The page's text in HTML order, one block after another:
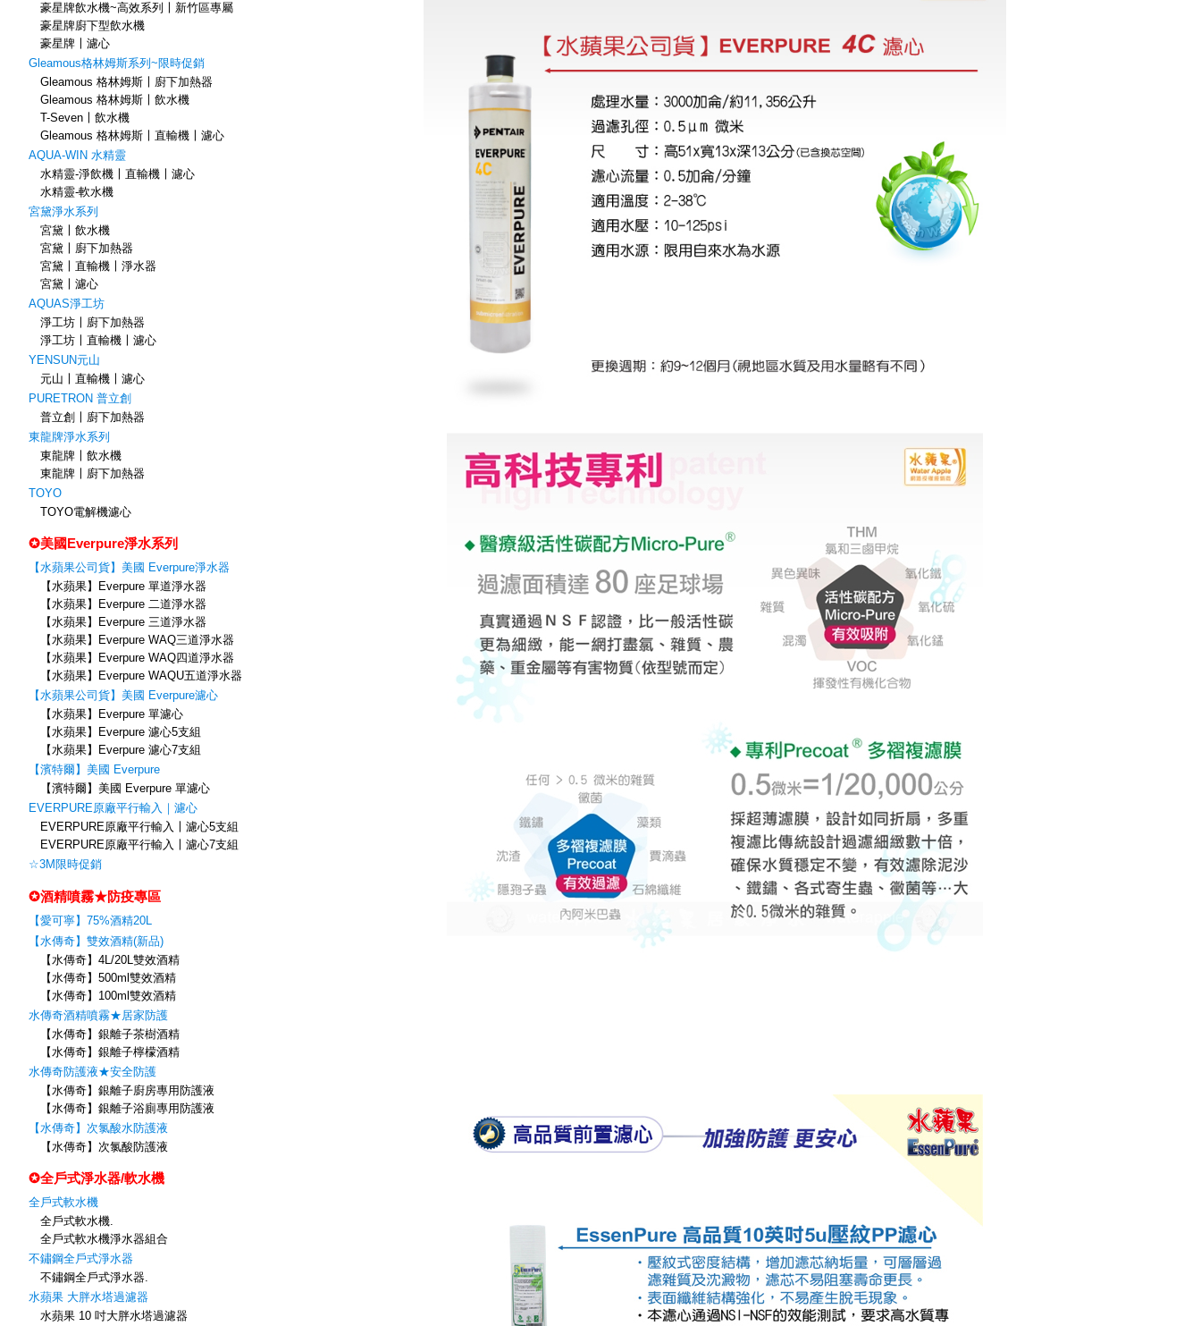
豪星牌飲水機~高效系列〡新竹區專屬
豪星牌廚下型飲水機
豪星牌〡濾心
Gleamous格林姆斯系列~限時促銷
Gleamous 格林姆斯〡廚下加熱器
Gleamous 格林姆斯〡飲水機
T-Seven〡飲水機
Gleamous 格林姆斯〡直輸機〡濾心
AQUA-WIN 水精靈
水精靈-淨飲機〡直輸機〡濾心
水精靈-軟水機
宮黛淨水系列
宮黛〡飲水機
宮黛〡廚下加熱器
宮黛〡直輸機〡淨水器
宮黛〡濾心
AQUAS淨工坊
淨工坊〡廚下加熱器
淨工坊〡直輸機〡濾心
YENSUN元山
元山〡直輸機〡濾心
PURETRON 普立創
普立創〡廚下加熱器
東龍牌淨水系列
東龍牌〡飲水機
東龍牌〡廚下加熱器
TOYO
TOYO電解機濾心
✪美國Everpure淨水系列
【水蘋果公司貨】美國 Everpure淨水器
【水蘋果】Everpure 單道淨水器
【水蘋果】Everpure 二道淨水器
【水蘋果】Everpure 三道淨水器
【水蘋果】Everpure WAQ三道淨水器
【水蘋果】Everpure WAQ四道淨水器
【水蘋果】Everpure WAQU五道淨水器
【水蘋果公司貨】美國 Everpure濾心
【水蘋果】Everpure 單濾心
【水蘋果】Everpure 濾心5支組
【水蘋果】Everpure 濾心7支組
【濱特爾】美國 Everpure
【濱特爾】美國 Everpure 單濾心
EVERPURE原廠平行輸入｜濾心
EVERPURE原廠平行輸入〡濾心5支組
EVERPURE原廠平行輸入〡濾心7支組
☆3M限時促銷
✪酒精噴霧★防疫專區
【愛可寧】75%酒精20L
【水傳奇】雙效酒精(新品)
【水傳奇】4L/20L雙效酒精
【水傳奇】500ml雙效酒精
【水傳奇】100ml雙效酒精
水傳奇酒精噴霧★居家防護
【水傳奇】銀離子茶樹酒精
【水傳奇】銀離子檸檬酒精
水傳奇防護液★安全防護
【水傳奇】銀離子廚房專用防護液
【水傳奇】銀離子浴廁專用防護液
【水傳奇】次氯酸水防護液
【水傳奇】次氯酸防護液
✪全戶式淨水器/軟水機
全戶式軟水機
全戶式軟水機.
全戶式軟水機淨水器組合
不鏽鋼全戶式淨水器
不鏽鋼全戶式淨水器.
水蘋果 大胖水塔過濾器
水蘋果 10 吋大胖水塔過濾器